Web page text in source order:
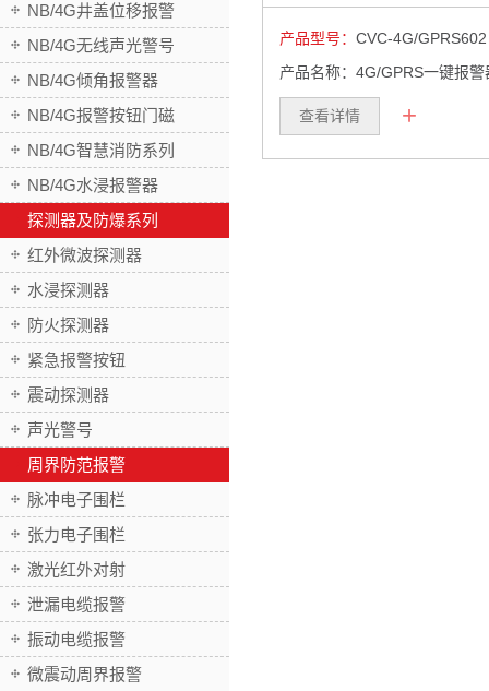
NB/4G井盖位移报警
NB/4G无线声光警号
NB/4G倾角报警器
NB/4G报警按钮门磁
NB/4G智慧消防系列
NB/4G水浸报警器
探测器及防爆系列
红外微波探测器
水浸探测器
防火探测器
紧急报警按钮
震动探测器
声光警号
周界防范报警
脉冲电子围栏
张力电子围栏
激光红外对射
泄漏电缆报警
振动电缆报警
微震动周界报警
产品型号： CVC-4G/GPRS602
产品名称：4G/GPRS一键报警
查看详情 +